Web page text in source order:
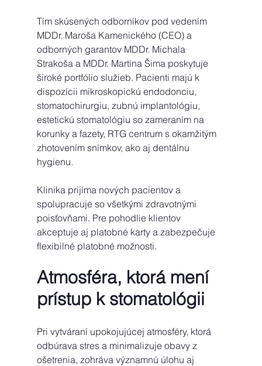
Tím skúsených odborníkov pod vedením
MDDr. Maroša Kamenického (CEO) a
odborných garantov MDDr. Michala
Strakoša a MDDr. Martina Šima poskytuje
široké portfólio služieb. Pacienti majú k
dispozícii mikroskopickú endodonciu,
stomatochirurgiu, zubnú implantológiu,
estetickú stomatológiu so zameraním na
korunky a fazety, RTG centrum s okamžitým
zhotovením snímkov, ako aj dentálnu
hygienu.
Klinika prijíma nových pacientov a
spolupracuje so všetkými zdravotnými
poisťovňami. Pre pohodlie klientov
akceptuje aj platobné karty a zabezpečuje
flexibilné platobné možnosti.
Atmosféra, ktorá mení
prístup k stomatológii
Pri vytváraní upokojujúcej atmosféry, ktorá
odbúrava stres a minimalizuje obavy z
ošetrenia, zohráva významnú úlohu aj